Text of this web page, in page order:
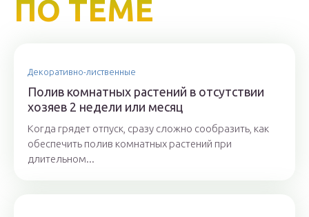
ПО ТЕМЕ
Декоративно-лиственные
Полив комнатных растений в отсутствии
хозяев 2 недели или месяц
Когда грядет отпуск, сразу сложно сообразить, как
обеспечить полив комнатных растений при
длительном...